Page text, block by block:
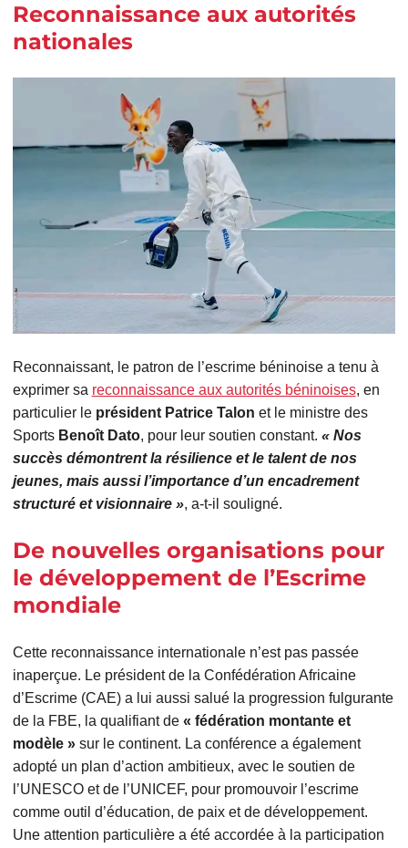
Reconnaissance aux autorités
nationales
Reconnaissant, le patron de l’escrime béninoise a tenu à
exprimer sa reconnaissance aux autorités béninoises, en
particulier le président Patrice Talon et le ministre des
Sports Benoît Dato, pour leur soutien constant. « Nos
succès démontrent la résilience et le talent de nos
jeunes, mais aussi l’importance d’un encadrement
structuré et visionnaire », a-t-il souligné.
De nouvelles organisations pour
le développement de l’Escrime
mondiale
Cette reconnaissance internationale n’est pas passée
inaperçue. Le président de la Confédération Africaine
d’Escrime (CAE) a lui aussi salué la progression fulgurante
de la FBE, la qualifiant de « fédération montante et
modèle »sur le continent. La conférence a également
adopté un plan d’action ambitieux, avec le soutien de
l’UNESCO et de l’UNICEF, pour promouvoir l’escrime
comme outil d’éducation, de paix et de développement.
Une attention particulière a été accordée à la participation